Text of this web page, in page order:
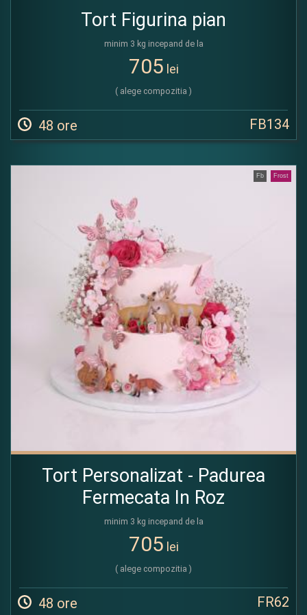
Tort Figurina pian
minim 3 kg incepand de la
705 lei
( alege compozitia )
48 ore FB134
Frost
Fb
Tort Personalizat - Padurea
Fermecata In Roz
minim 3 kg incepand de la
705 lei
( alege compozitia )
48 ore FR62